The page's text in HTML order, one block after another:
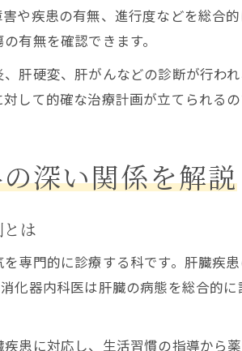
や疾患の有無、進行度などを総合
有無を確認できます。
肝硬変、肝がんなどの診断が行わ
して的確な治療計画が立てられるの
深い関係を解説
は
専門的に診療する科です。肝臓疾
化器内科医は肝臓の病態を総合的
患に対応し、生活習慣の指導から